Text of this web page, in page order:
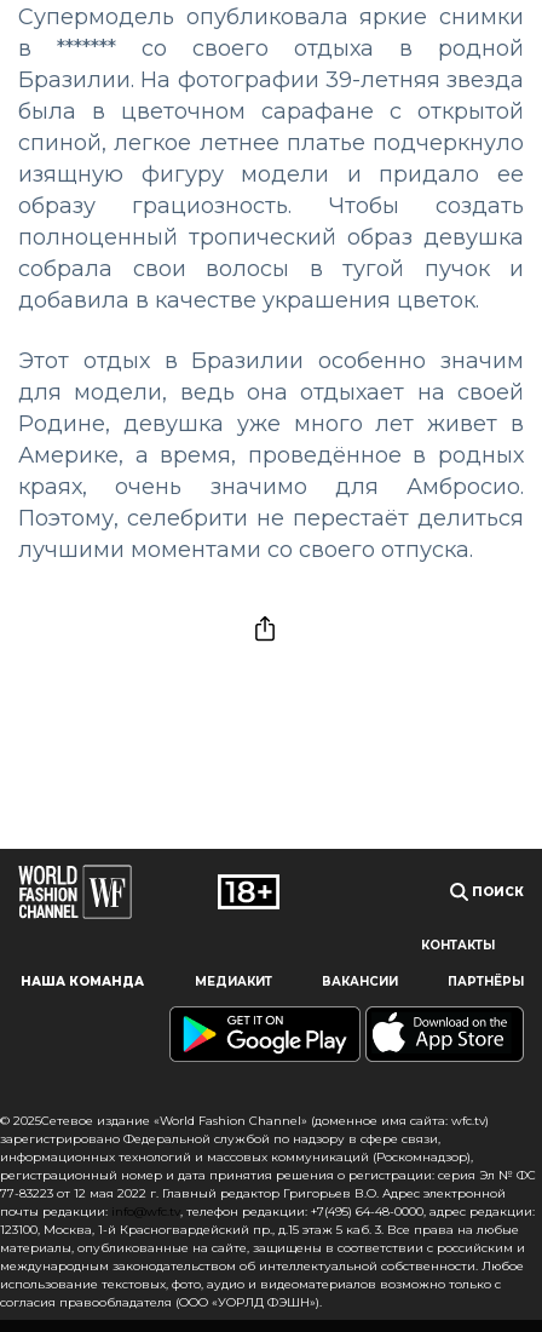
Наш сайт использует файлы cookie и похожие технологии,
пользователям, предоставляя персонализированную
информацию, запоминая предпочтения в области
сайта, вы подтверждаете свое согласие на использование
файлов cookie в соответствии с настоящим уведомлением
в отношении данного типа файлов. Если вы не согласны
с тем, чтобы мы использовали данный тип файлов,
то вы должны соответствующим образом установить
настройки вашего браузера или не использовать сайт wfc.tv
Супермодель опубликовала яркие снимки
в ******* со своего отдыха в родной
Бразилии. На фотографии 39-летняя звезда
была в цветочном сарафане с открытой
спиной, легкое летнее платье подчеркнуло
изящную фигуру модели и придало ее
образу грациозность. Чтобы создать
полноценный тропический образ девушка
собрала свои волосы в тугой пучок и
добавила в качестве украшения цветок.
Этот отдых в Бразилии особенно значим
для модели, ведь она отдыхает на своей
Родине, девушка уже много лет живет в
Америке, а время, проведённое в родных
краях, очень значимо для Амбросио.
Поэтому, селебрити не перестаёт делиться
лучшими моментами со своего отпуска.
ПОИСК
КОНТАКТЫ
НАША КОМАНДА МЕДИАКИТ ВАКАНСИИ ПАРТНЁРЫ
© 2025Сетевое издание «World Fashion Channel» (доменное имя сайта: wfc.tv)
зарегистрировано Федеральной службой по надзору в сфере связи,
информационных технологий и массовых коммуникаций (Роскомнадзор),
регистрационный номер и дата принятия решения о регистрации: серия Эл № ФС
77-83223 от 12 мая 2022 г. Главный редактор Григорьев В.О. Адрес электронной
почты редакции: info@wfc.tv, телефон редакции: +7(495) 64-48-0000, адрес редакции:
123100, Москва, 1-й Красногвардейский пр., д.15 этаж 5 каб. 3. Все права на любые
материалы, опубликованные на сайте, защищены в соответствии с российским и
международным законодательством об интеллектуальной собственности. Любое
использование текстовых, фото, аудио и видеоматериалов возможно только с
согласия правообладателя (ООО «УОРЛД ФЭШН»).